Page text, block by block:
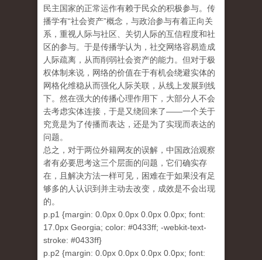
民主国家的正常运作有赖于民众的积极参与。传
播学有“社会资产”概念，与政治参与有着正向关
系，重视人际与社区、关切人际的互信程度和社
区的参与。于是传播学认为，社交网络容易造成
人际疏离，从而削弱社会资产的能力。但对于极
权体制来说，网络的价值在于有机会绕避实体的
网格化维稳从而强化人际关联，从线上发展到线
下。然在强大的传播心理作用下，大部分人不会
去考虑实体连接，于是又绕回来了——一个关于
究竟是为了传播而表达，还是为了实现而表达的
问题。
总之，对于两位外籍网友的误解，中国政治观察
者有必要思考这三个层面的问题，它们确实存
在，且解决方法一样可见，困难在于如果没有足
够多的人认识到并主动去改变，成效是不会出现
的。
p.p1 {margin: 0.0px 0.0px 0.0px 0.0px; font:
17.0px Georgia; color: #0433ff; -webkit-text-
stroke: #0433ff}
p.p2 {margin: 0.0px 0.0px 0.0px 0.0px; font: